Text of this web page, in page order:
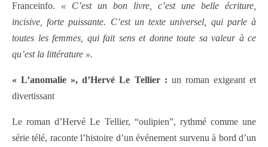
Franceinfo. « C’est un bon livre, c’est une belle écriture,
incisive, forte puissante. C’est un texte universel, qui parle à
toutes les femmes, qui fait sens et donne toute sa valeur à ce
qu’est la littérature ».
« L’anomalie », d’Hervé Le Tellier : un roman exigeant et
divertissant
Le roman d’Hervé Le Tellier, “oulipien”, rythmé comme une
série télé, raconte l’histoire d’un événement survenu à bord d’un